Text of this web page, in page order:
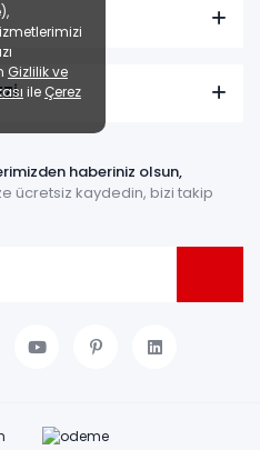
haberiniz olsun,
ücretsiz kaydedin, bizi takip
Gizlilik ve
ile Çerez